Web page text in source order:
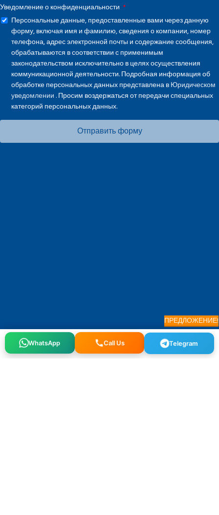
Уведомление о конфиденциальности
Персональные данные, предоставленные вами через данную
форму, включая имя и фамилию, сведения о компании, номер
телефона, адрес электронной почты и содержание сообщения,
обрабатываются в соответствии с применимым
законодательством исключительно в целях осуществления
коммуникационной деятельности. Подробная информация об
обработке персональных данных представлена вЮридическом
уведомлении . Просим воздержаться от передачи специальных
категорий персональных данных.
Отправить форму
WhatsApp Call Us Telegram
ПРЕДЛОЖЕНИЕ!